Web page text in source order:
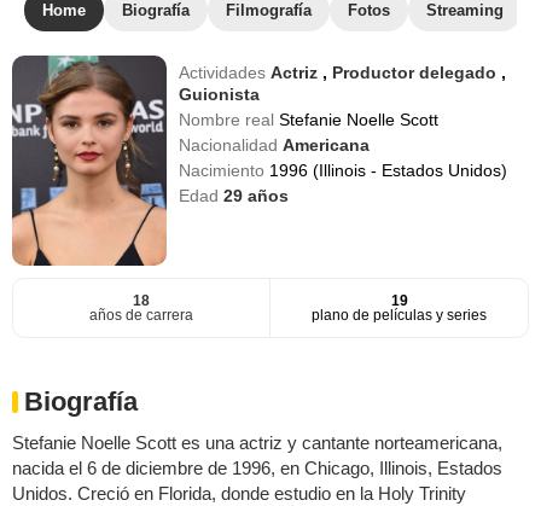
Home Biografía Filmografía Fotos Streaming
ActividadesActriz , Productor delegado ,
Guionista
Nombre realStefanie Noelle Scott
NacionalidadAmericana
Nacimiento 1996 (Illinois - Estados Unidos)
Edad29 años
18
años de carrera
19
plano de películas y series
Biografía
Stefanie Noelle Scott es una actriz y cantante norteamericana,
nacida el 6 de diciembre de 1996, en Chicago, Illinois, Estados
Unidos. Creció en Florida, donde estudio en la Holy Trinity